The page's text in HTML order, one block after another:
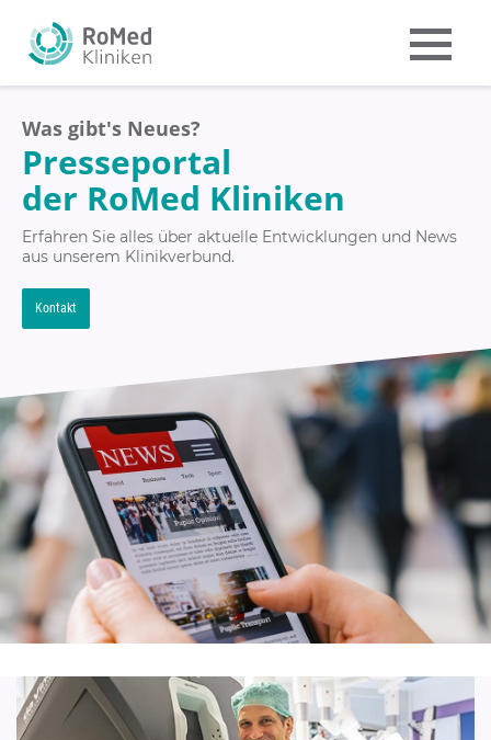
Was gibt's Neues?
Presseportal
der RoMed Kliniken
Erfahren Sie alles über aktuelle Entwicklungen und News
aus unserem Klinikverbund.
Kontakt